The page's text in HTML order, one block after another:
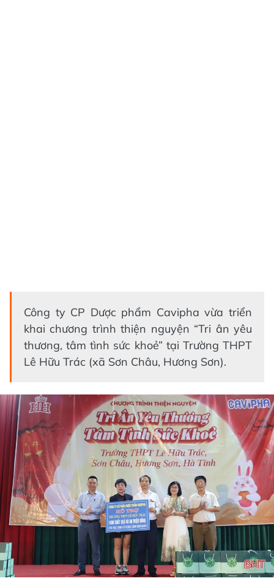
Công ty CP Dược phẩm Cavipha vừa triển
khai chương trình thiện nguyện “Tri ân yêu
thương, tâm tình sức khoẻ” tại Trường THPT
Lê Hữu Trác (xã Sơn Châu, Hương Sơn).